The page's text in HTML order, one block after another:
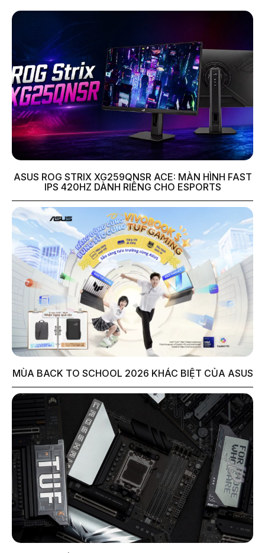
ASUS ROG STRIX XG259QNSR ACE: MÀN HÌNH FAST
IPS 420HZ DÀNH RIÊNG CHO ESPORTS
MÙA BACK TO SCHOOL 2026 KHÁC BIỆT CỦA ASUS